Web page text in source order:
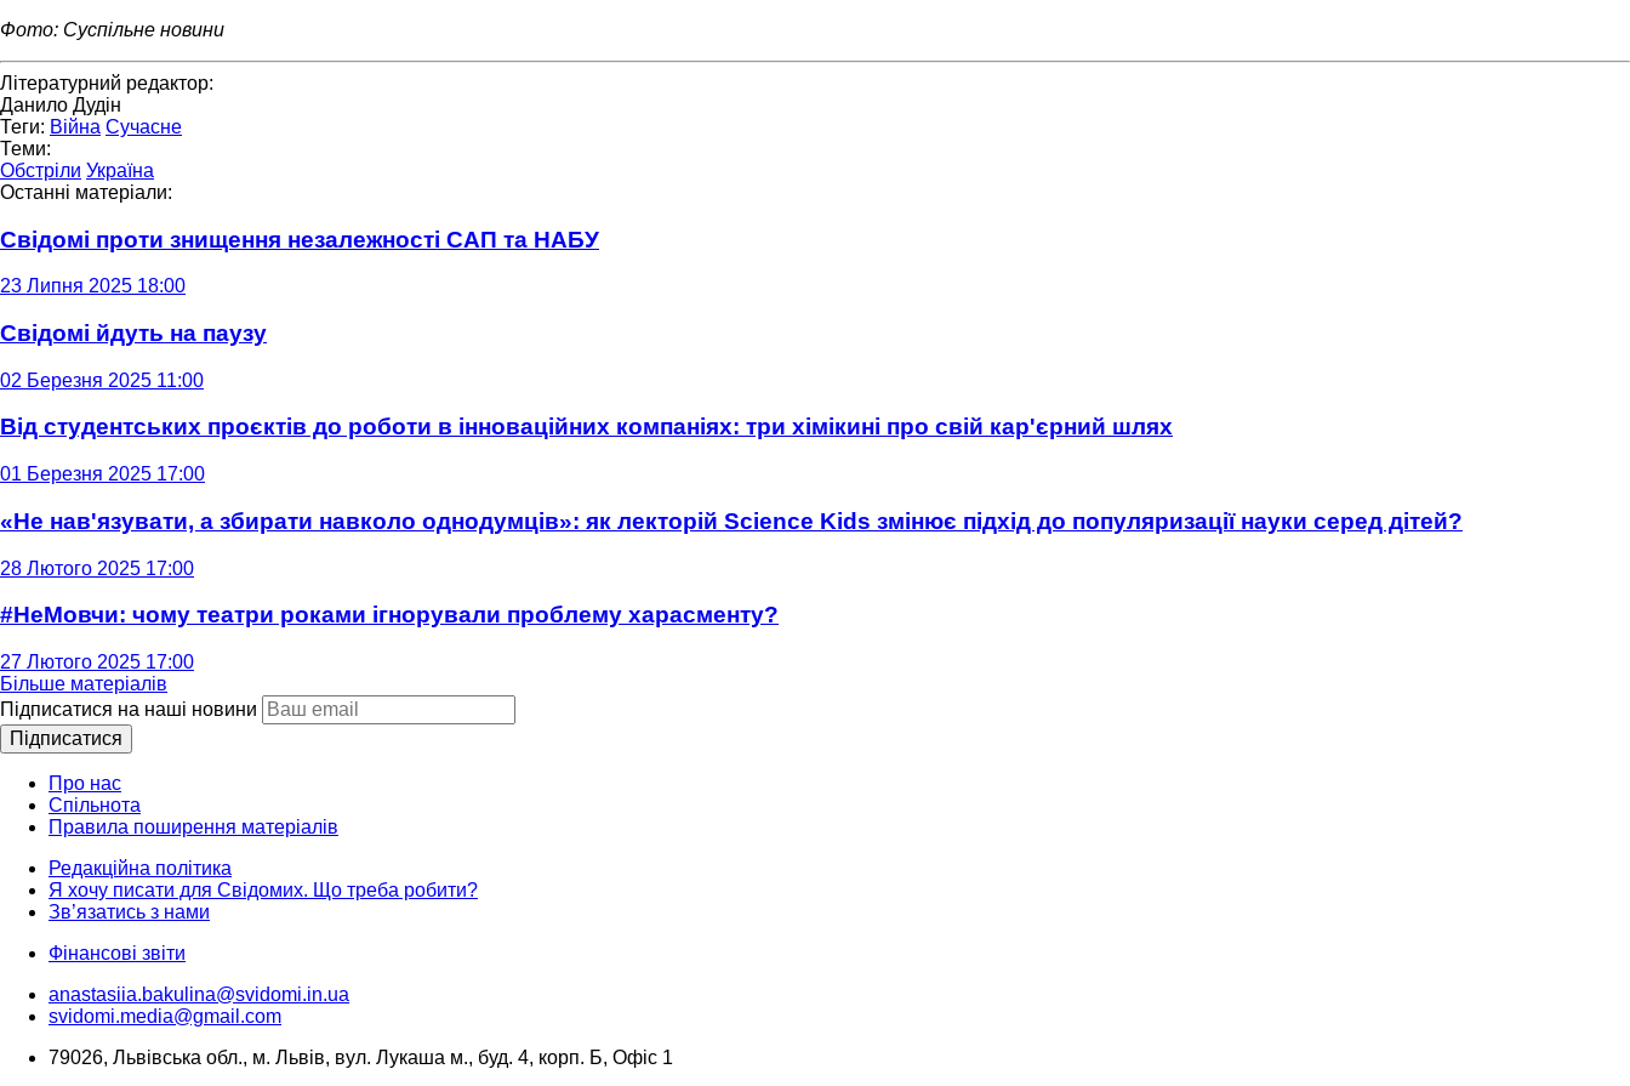
Фото: Суспільне новини
Літературний редактор:
Данило Дудін
Теги: Війна Сучасне
Теми:
Обстріли Україна
Останні матеріали:
Свідомі проти знищення незалежності САП та НАБУ
23 Липня 2025 18:00
Свідомі йдуть на паузу
02 Березня 2025 11:00
Від студентських проєктів до роботи в інноваційних компаніях: три хімікині про свій кар'єрний шлях
01 Березня 2025 17:00
«Не нав'язувати, а збирати навколо однодумців»: як лекторій Science Kids змінює підхід до популяризації науки серед дітей?
28 Лютого 2025 17:00
#НеМовчи: чому театри роками ігнорували проблему харасменту?
27 Лютого 2025 17:00
Більше матеріалів
Підписатися на наші новини
Підписатися
Про нас
Спільнота
Правила поширення матеріалів
Редакційна політика
Я хочу писати для Свідомих. Що треба робити?
Зв’язатись з нами
Фінансові звіти
anastasiia.bakulina@svidomi.in.ua
svidomi.media@gmail.com
79026, Львівська обл., м. Львів, вул. Лукаша м., буд. 4, корп. Б, Офіс 1